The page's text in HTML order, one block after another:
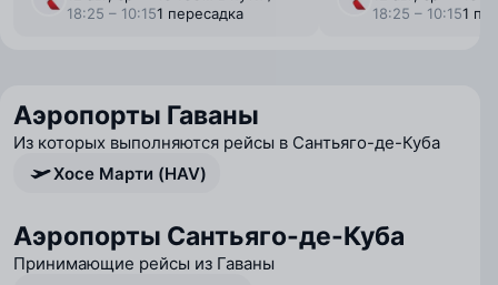
18:25 – 10:151 пересадка
18:25 – 10:151
Аэропорты Гаваны
Из которых выполняются рейсы в Сантьяго-де-Куба
Хосе Марти (HAV)
Аэропорты Сантьяго-де-Куба
Принимающие рейсы из Гаваны